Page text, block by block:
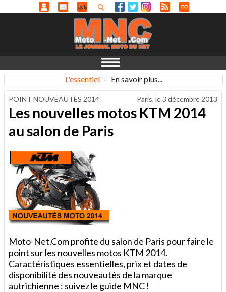
L'essentiel - En savoir plus...
POINT NOUVEAUTÉS 2014 Paris, le3 décembre 2013
Les nouvelles motos KTM 2014
au salon de Paris
Moto-Net.Com profite du salon de Paris pour faire le
point sur les nouvelles motos KTM 2014.
Caractéristiques essentielles, prix et dates de
disponibilité des nouveautés de la marque
autrichienne : suivez le guide MNC !